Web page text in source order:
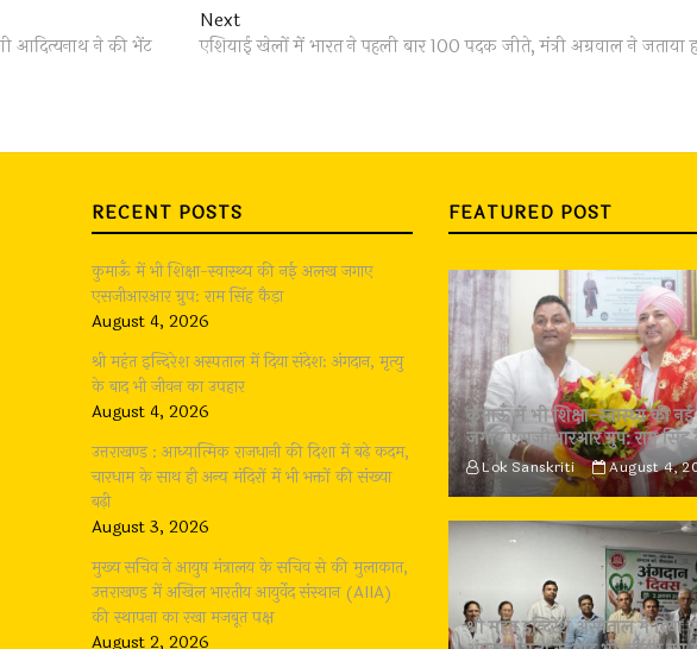
आदित्यनाथ ने की भेंट
NextNext
post:
एशियाई खेलों में भारत ने पहली बार 100 पदक जीते, मंत्री अग्रवाल ने जताया
RECENT POSTS
कुमाऊँ में भी शिक्षा-स्वास्थ्य की नई अलख जगाए
एसजीआरआर ग्रुप: राम सिंह कैड़ा
August 4, 2026
श्री महंत इन्दिरेश अस्पताल में दिया संदेश: अंगदान, मृत्यु
के बाद भी जीवन का उपहार
August 4, 2026
उत्तराखण्ड : आध्यात्मिक राजधानी की दिशा में बढ़े कदम,
चारधाम के साथ ही अन्य मंदिरों में भी भक्तों की संख्या
बढ़ी
August 3, 2026
मुख्य सचिव ने आयुष मंत्रालय के सचिव से की मुलाकात,
उत्तराखण्ड में अखिल भारतीय आयुर्वेद संस्थान (AIIA)
की स्थापना का रखा मजबूत पक्ष
August 2, 2026
FEATURED POST
कुमाऊँ में भी शिक्षा-स्वास्थ्य की
जगाए एसजीआरआर ग्रुप: राम सिंह
Lok Sanskriti August 4,
श्री महंत इन्दिरेश अस्पताल में दिया